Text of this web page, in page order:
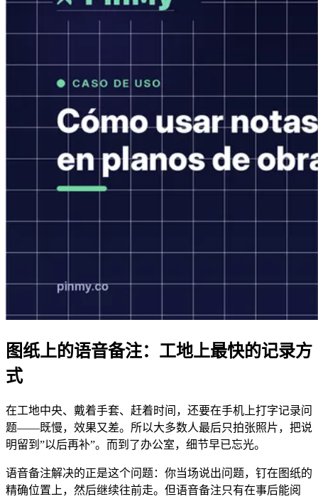
图纸上的语音备注：工地上最快的记录方
式
在工地中央、戴着手套、赶着时间，还要在手机上打字记录问
题——既慢，效果又差。所以大多数人最后只拍张照片，把说
明留到”以后再补”。而到了办公室，细节早已忘光。
语音备注解决的正是这个问题：你当场说出问题，钉在图纸的
精确位置上，然后继续往前走。但语音备注只有在事后能阅